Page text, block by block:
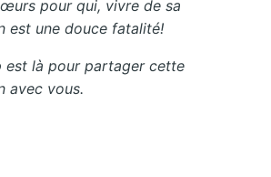
pour qui, vivre de sa
est une douce fatalité!
est là pour partager cette
avec vous.